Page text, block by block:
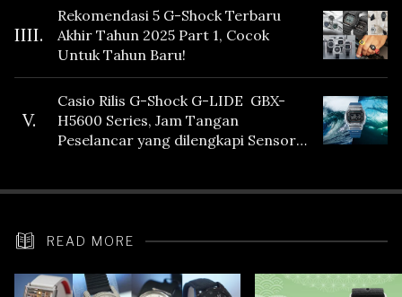
IIII.
Rekomendasi 5 G-Shock Terbaru
Akhir Tahun 2025 Part 1, Cocok
Untuk Tahun Baru!
V.
Casio Rilis G-Shock G-LIDE GBX-
H5600 Series, Jam Tangan
Peselancar yang dilengkapi Sensor
READ MORE